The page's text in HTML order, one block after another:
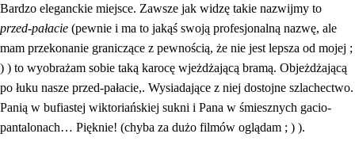
Bardzo eleganckie miejsce. Zawsze jak widzę takie nazwijmy to
przed-pałacie (pewnie i ma to jakąś swoją profesjonalną nazwę, ale
mam przekonanie graniczące z pewnością, że nie jest lepsza od mojej ;
) ) to wyobrażam sobie taką karocę wjeżdżającą bramą. Objeżdżającą
po łuku nasze przed-pałacie,. Wysiadające z niej dostojne szlachectwo.
Panią w bufiastej wiktoriańskiej sukni i Pana w śmiesznych gacio-
pantalonach… Pięknie! (chyba za dużo filmów oglądam ; ) ).